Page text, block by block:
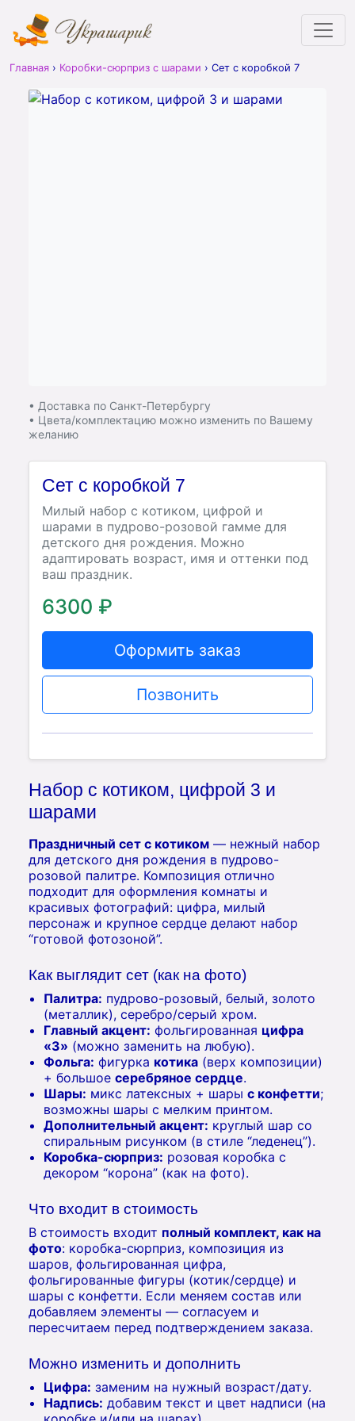
Главная › Коробки-сюрприз с шарами › Сет с коробкой 7
• Доставка по Санкт-Петербургу
• Цвета/комплектацию можно изменить по Вашему
желанию
Сет с коробкой 7
Милый набор с котиком, цифрой и
шарами в пудрово-розовой гамме для
детского дня рождения. Можно
адаптировать возраст, имя и оттенки под
ваш праздник.
6300 ₽
Оформить заказ
Позвонить
Набор с котиком, цифрой 3 и
шарами
Праздничный сет с котиком — нежный набор
для детского дня рождения в пудрово-
розовой палитре. Композиция отлично
подходит для оформления комнаты и
красивых фотографий: цифра, милый
персонаж и крупное сердце делают набор
“готовой фотозоной”.
Как выглядит сет (как на фото)
Палитра: пудрово-розовый, белый, золото
(металлик), серебро/серый хром.
Главный акцент: фольгированная цифра
«3» (можно заменить на любую).
Фольга: фигурка котика (верх композиции)
+ большоесеребряное сердце.
Шары: микс латексных + шарыс конфетти;
возможны шары с мелким принтом.
Дополнительный акцент: круглый шар со
спиральным рисунком (в стиле “леденец”).
Коробка-сюрприз: розовая коробка с
декором “корона” (как на фото).
Что входит в стоимость
В стоимость входит полный комплект, как на
фото: коробка-сюрприз, композиция из
шаров, фольгированная цифра,
фольгированные фигуры (котик/сердце) и
шары с конфетти. Если меняем состав или
добавляем элементы — согласуем и
пересчитаем перед подтверждением заказа.
Можно изменить и дополнить
Цифра: заменим на нужный возраст/дату.
Надпись: добавим текст и цвет надписи (на